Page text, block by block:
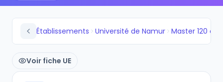
Établissements Université de Namur
Voir fiche UE